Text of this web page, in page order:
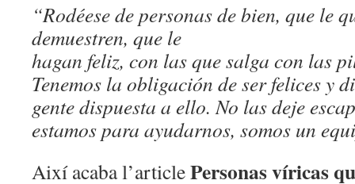
“Rodéese de personas de bien, que le
demuestren, que le
hagan feliz, con las que salga con las
Tenemos la obligación de ser felices y
gente dispuesta a ello. No las deje
estamos para ayudarnos, somos un
Així acaba l’articlePersonas víricas